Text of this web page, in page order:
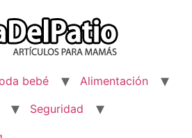
bebé
Alimentación
Seguridad